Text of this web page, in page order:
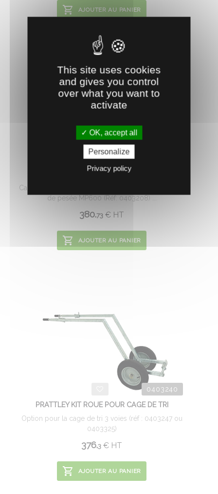
AJOUTER AU PANIER
PRATTLEY CADRE POUR CAGE DE TRI
Cadre nécessaire pour le positionnement des barres
de pesée MP600 (Réf: 0403208) ...
380.73 € HT
AJOUTER AU PANIER
0403240
PRATTLEY KIT ROUE POUR CAGE DE TRI
Option pour la cage de tri 3 voies (réf : 0403247 ou
0403325)
376.3 € HT
AJOUTER AU PANIER
This site uses cookies
and gives you control
over what you want to
activate
OK, accept all
Personalize
Privacy policy